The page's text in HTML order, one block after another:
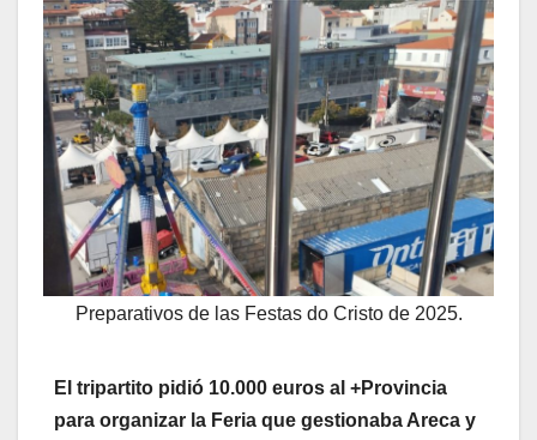
Preparativos de las Festas do Cristo de 2025.
El tripartito pidió 10.000 euros al +Provincia
para organizar la Feria que gestionaba Areca y